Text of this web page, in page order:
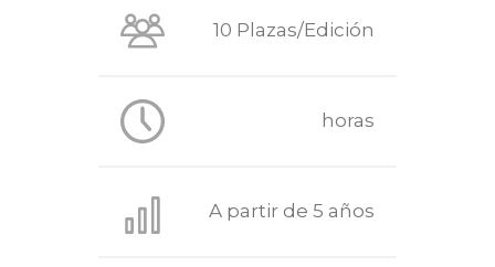
10 Plazas/Edición
horas
A partir de 5 años